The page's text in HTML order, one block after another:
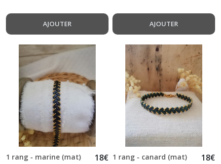
AJOUTER AJOUTER
1 rang - marine (mat) 18€ 1 rang - canard (mat) 18€